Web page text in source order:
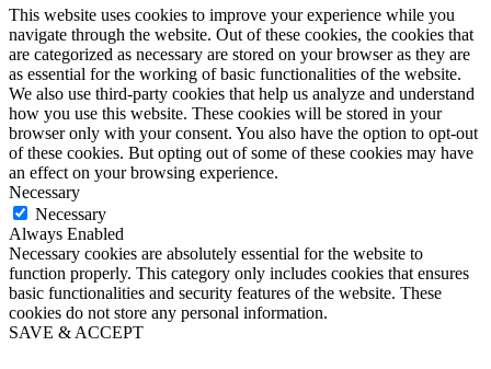
This website uses cookies to improve your experience while you
navigate through the website. Out of these cookies, the cookies that
are categorized as necessary are stored on your browser as they are
as essential for the working of basic functionalities of the website.
We also use third-party cookies that help us analyze and understand
how you use this website. These cookies will be stored in your
browser only with your consent. You also have the option to opt-out
of these cookies. But opting out of some of these cookies may have
an effect on your browsing experience.
Necessary
Necessary
Always Enabled
Necessary cookies are absolutely essential for the website to
function properly. This category only includes cookies that ensures
basic functionalities and security features of the website. These
cookies do not store any personal information.
SAVE & ACCEPT